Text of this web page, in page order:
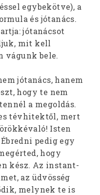
egybekötve), a
és jótanács.
jótanácsot
mit kell
vágunk bele.
jótanács, hanem
hogy te nem
a megoldás.
tévhitektől, mert
Isten
pedig egy
hogy
kész. Az instant-
az üdvösség
melynek te is